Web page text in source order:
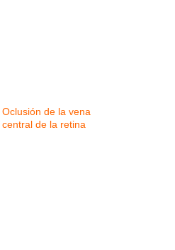
Oclusión de la vena
central de la retina